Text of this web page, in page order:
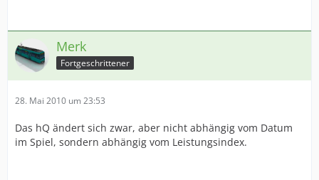
Merk
Fortgeschrittener
28. Mai 2010 um 23:53
Das hQ ändert sich zwar, aber nicht abhängig vom Datum
im Spiel, sondern abhängig vom Leistungsindex.